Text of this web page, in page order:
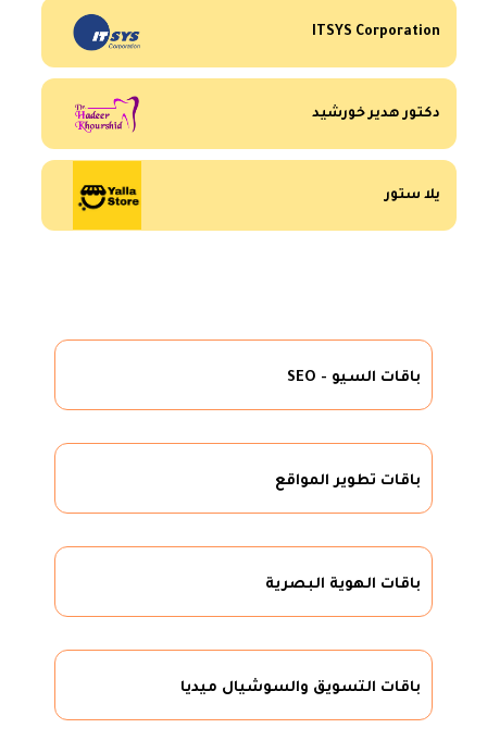
ITSYS Corporation
دكتور هدير خورشيد
يلا ستور
باقات السيو - SEO
باقات تطوير المواقع
باقات الهوية البصرية
باقات التسويق والسوشيال ميديا